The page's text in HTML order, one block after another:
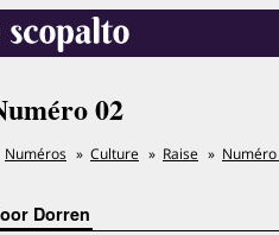
02
Numéros Culture Raise
Dorren